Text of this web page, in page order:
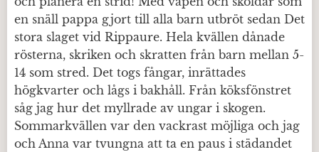
en snäll pappa gjort till alla barn utbröt sedan Det
stora slaget vid Rippaure. Hela kvällen dånade
rösterna, skriken och skratten från barn mellan 5-
14 som stred. Det togs fångar, inrättades
högkvarter och lågs i bakhåll. Från köksfönstret
såg jag hur det myllrade av ungar i skogen.
Sommarkvällen var den vackrast möjliga och jag
och Anna var tvungna att ta en paus i städandet